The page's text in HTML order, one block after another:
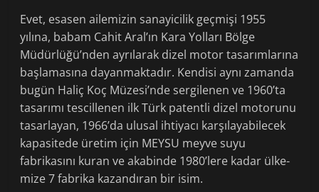
Evet, esasen ailemizin sanayicilik geç­mişi 1955
yılına, babam Cahit Aral’ın Ka­ra Yolları Bölge
Müdürlüğü’nden ayrılarak dizel motor tasarımlarına
başlamasına da­yanmaktadır. Kendisi aynı zamanda
bu­gün Haliç Koç Müzesi’nde sergilenen ve 1960’ta
tasarımı tescillenen ilk Türk pa­tentli dizel motorunu
tasarlayan, 1966’da ulusal ihtiyacı karşılayabilecek
kapasitede üretim için MEYSU meyve suyu
fabrikasını kuran ve akabinde 1980’lere kadar ülke­
mize 7 fabrika kazandıran bir isim.